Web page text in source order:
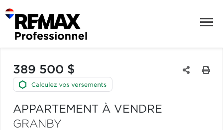
389 500 $
APPARTEMENT À VENDRE
GRANBY